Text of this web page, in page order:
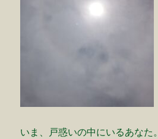
いま、戸惑いの中にいるあなた。